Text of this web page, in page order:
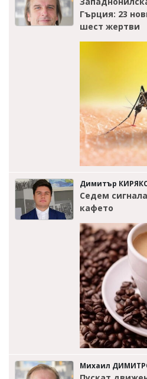
Гърция: 23
шест жертви
Димитър
Седем
кафето
Михаил